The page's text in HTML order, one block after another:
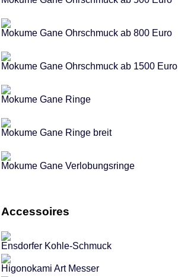
Mokume Gane Ohrschmuck ab 800 Euro
Mokume Gane Ohrschmuck ab 1500 Euro
Mokume Gane Ringe
Mokume Gane Ringe breit
Mokume Gane Verlobungsringe
Accessoires
Ensdorfer Kohle-Schmuck
Higonokami Art Messer